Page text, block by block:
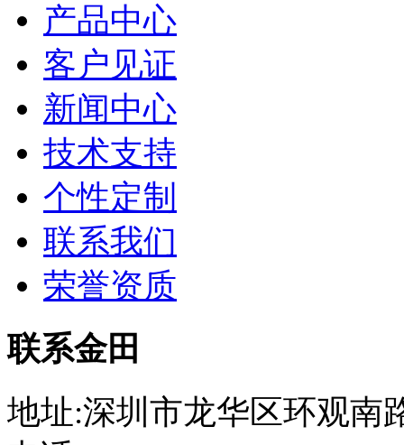
产品中心
客户见证
新闻中心
技术支持
个性定制
联系我们
荣誉资质
联系金田
地址:深圳市龙华区环观南